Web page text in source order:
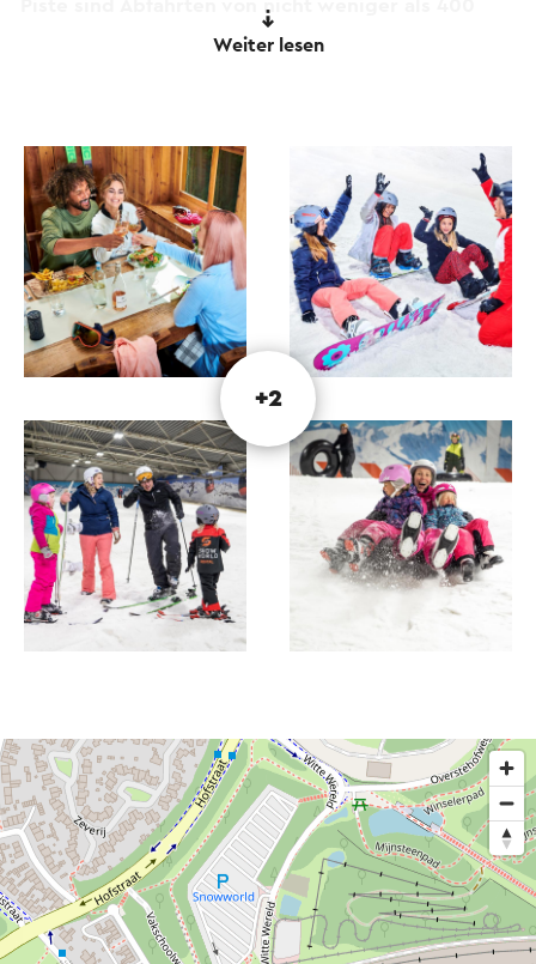
Piste sind Abfahrten von nicht weniger als 400
Metern möglich. Für Kinder und Anfänger gibt es
Außerdem gibt es einen tollen Funpark mit
zahlreichen Kickern, Rails und Boxen. Bei
SnowWorld Landgraaf können Sie das Skifahren
oder Snowboarden kennenlernen und sich optimal
auf die neue Wintersportsaison vorbereiten.
SnowWorld verfügt über verschiedene
stimmungsvolle Restaurants, Bars und Hallen. Eine
schöne Kleinigkeit zu essen oder zu trinken, das
ist bei SnowWorld möglich!
Ein Besuch bei SnowWorld ist absolut
koronasicher. Bei SnowWorld steht die Sicherheit
seiner Besucher und Mitarbeiter an erster Stelle
und alle RIVM-Regeln werden eingehalten.
Dieser Text wurde mit Hilfe eines Online-
Übersetzungsdienstes automatisch übersetzt.
Weiter lesen
+2